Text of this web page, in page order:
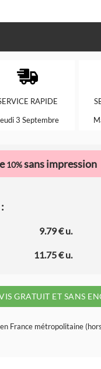
RAPIDE
3 Septembre
10%sans impression
9.79 € u.
11.75 € u.
GRATUIT ET SANS
France métropolitaine